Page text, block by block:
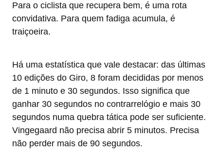
Para o ciclista que recupera bem, é uma rota
convidativa. Para quem fadiga acumula, é
traiçoeira.
Há uma estatística que vale destacar: das últimas
10 edições do Giro, 8 foram decididas por menos
de 1 minuto e 30 segundos. Isso significa que
ganhar 30 segundos no contrarrelógio e mais 30
segundos numa quebra tática pode ser suficiente.
Vingegaard não precisa abrir 5 minutos. Precisa
não perder mais de 90 segundos.